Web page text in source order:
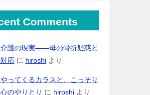
Comments
護の現実――母の骨折疑惑と
応 に hiroshi より
ってくるカラスと、こっそり
のやりとり に hiroshi より